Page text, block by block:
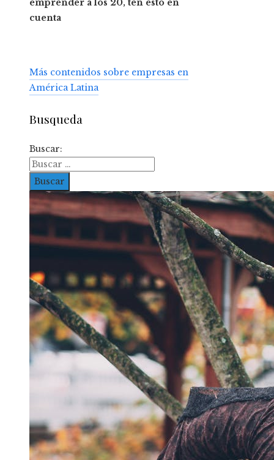
emprender a los 20, ten esto en
cuenta
Más contenidos sobre empresas en
América Latina
Busqueda
Buscar: